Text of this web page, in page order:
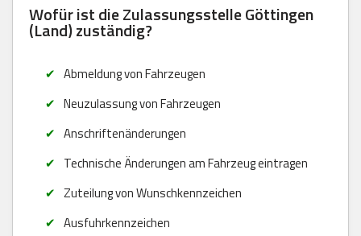
Wofür ist die Zulassungsstelle Göttingen
(Land) zuständig?
Abmeldung von Fahrzeugen
Neuzulassung von Fahrzeugen
Anschriftenänderungen
Technische Änderungen am Fahrzeug eintragen
Zuteilung von Wunschkennzeichen
Ausfuhrkennzeichen